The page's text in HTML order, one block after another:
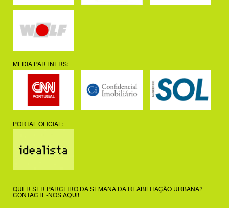
MEDIA PARTNERS:
PORTAL OFICIAL:
QUER SER PARCEIRO DA SEMANA DA REABILITAÇÃO URBANA?
CONTACTE-NOS AQUI!